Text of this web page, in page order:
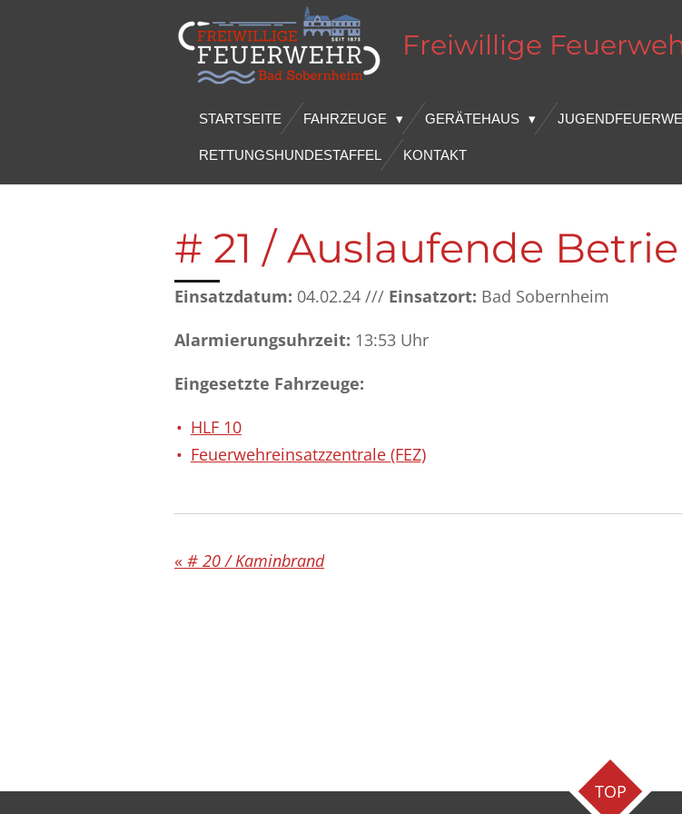
Freiwillige
STARTSEITE FAHRZEUGE GERÄTEHAUS
RETTUNGSHUNDESTAFFEL KONTAKT
# 21 / Auslaufende
Einsatzdatum: 04.02.24 /// Einsatzort: Bad Sobernheim
Alarmierungsuhrzeit: 13:53 Uhr
Eingesetzte Fahrzeuge:
HLF 10
Feuerwehreinsatzzentrale (FEZ)
« # 20 / Kaminbrand
TOP